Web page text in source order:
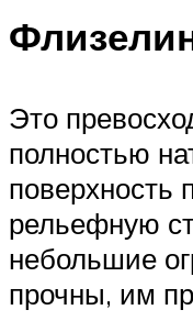
Это
полностью
рельефную
небольшие
прочны, им